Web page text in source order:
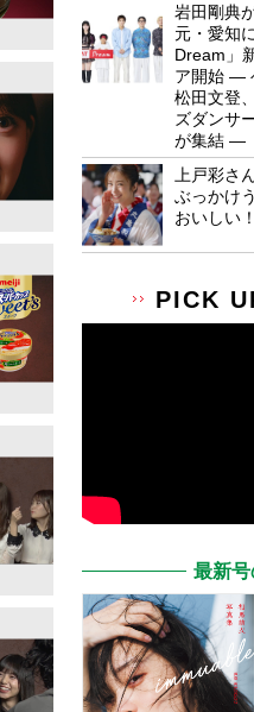
岩田剛典
元・愛知
Dream」
ア開始 ―
松田文登
ズダンサ
が集結 ―
上戸彩さ
ぶっかけ
おいしい！
PICK
最新